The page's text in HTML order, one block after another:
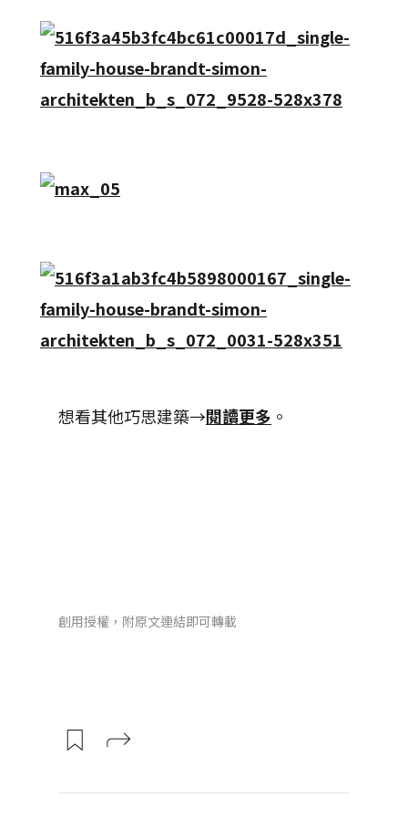
想看其他巧思建築→閱讀更多 。
創用授權，附原文連結即可轉載